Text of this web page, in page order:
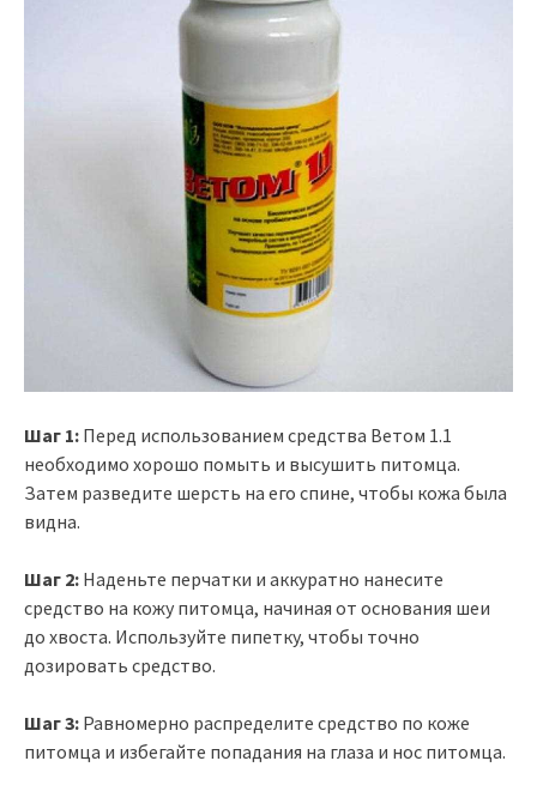
Шаг 1: Перед использованием средства Ветом 1.1
необходимо хорошо помыть и высушить питомца.
Затем разведите шерсть на его спине, чтобы кожа была
видна.
Шаг 2: Наденьте перчатки и аккуратно нанесите
средство на кожу питомца, начиная от основания шеи
до хвоста. Используйте пипетку, чтобы точно
дозировать средство.
Шаг 3: Равномерно распределите средство по коже
питомца и избегайте попадания на глаза и нос питомца.